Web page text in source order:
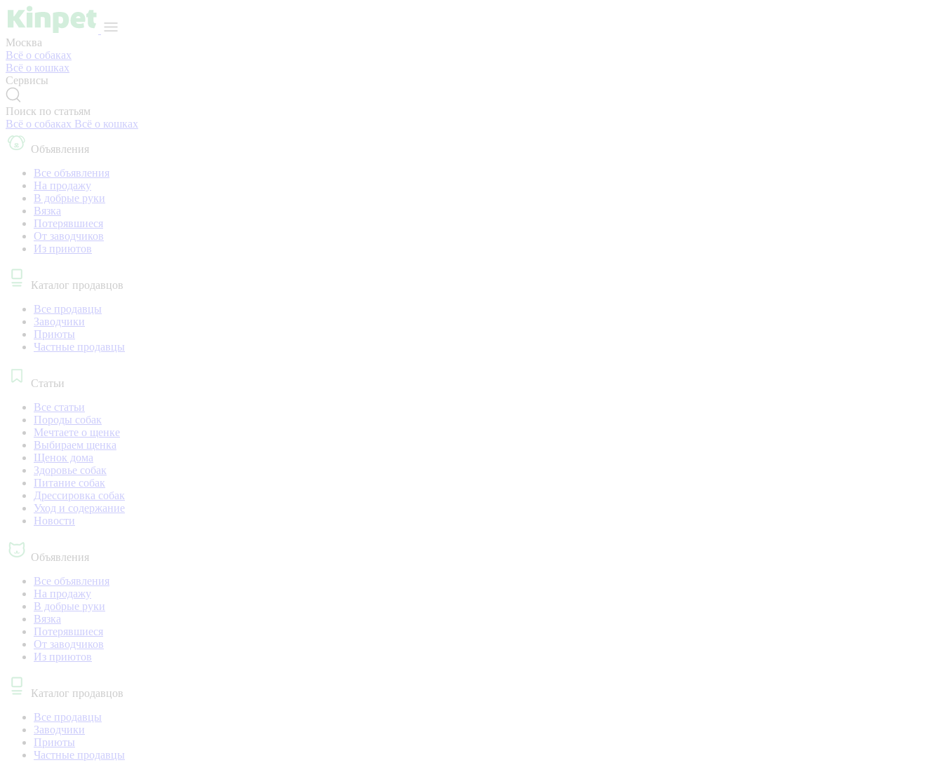
Москва
Всё о собаках
Всё о кошках
Сервисы
Поиск по статьям
Всё о собаках Всё о кошках
Объявления
Все объявления
На продажу
В добрые руки
Вязка
Потерявшиеся
От заводчиков
Из приютов
Каталог продавцов
Все продавцы
Заводчики
Приюты
Частные продавцы
Статьи
Все статьи
Породы собак
Мечтаете о щенке
Выбираем щенка
Щенок дома
Здоровье собак
Питание собак
Дрессировка собак
Уход и содержание
Новости
Объявления
Все объявления
На продажу
В добрые руки
Вязка
Потерявшиеся
От заводчиков
Из приютов
Каталог продавцов
Все продавцы
Заводчики
Приюты
Частные продавцы